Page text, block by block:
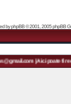
byphpBB© 2001, 2005 phpBB
| Aici poate fi